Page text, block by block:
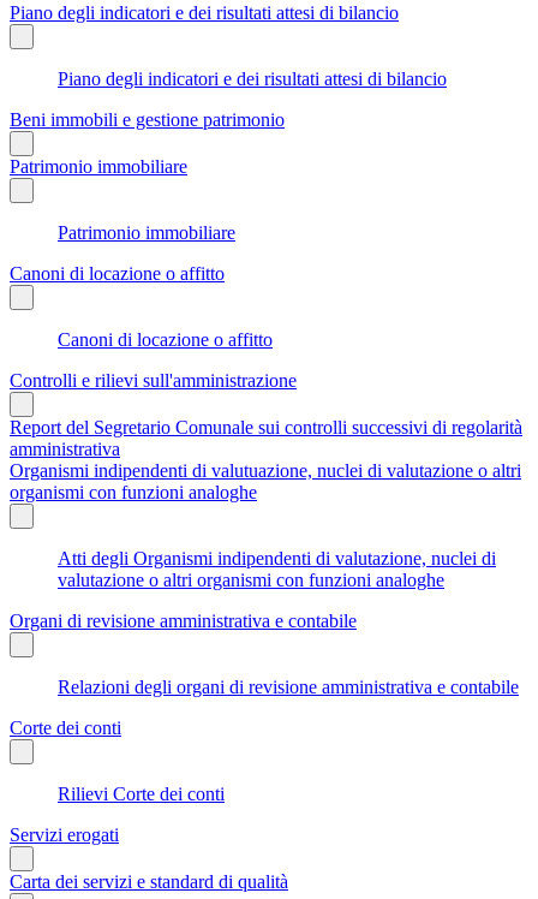
Piano degli indicatori e dei risultati attesi di bilancio
Piano degli indicatori e dei risultati attesi di bilancio
Beni immobili e gestione patrimonio
Patrimonio immobiliare
Patrimonio immobiliare
Canoni di locazione o affitto
Canoni di locazione o affitto
Controlli e rilievi sull'amministrazione
Report del Segretario Comunale sui controlli successivi di regolarità
amministrativa
Organismi indipendenti di valutuazione, nuclei di valutazione o altri
organismi con funzioni analoghe
Atti degli Organismi indipendenti di valutazione, nuclei di
valutazione o altri organismi con funzioni analoghe
Organi di revisione amministrativa e contabile
Relazioni degli organi di revisione amministrativa e contabile
Corte dei conti
Rilievi Corte dei conti
Servizi erogati
Carta dei servizi e standard di qualità